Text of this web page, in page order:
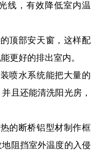
线，有效降低室内温
顶部安天窗，这样配
更好的排出室内。
喷水系统能把大量的
且还能清洗阳光房，
的断桥铝型材制作框
阻挡室外温度的入侵